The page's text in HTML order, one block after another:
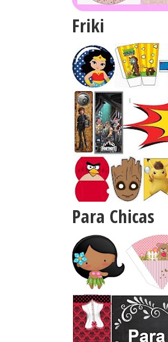
Friki
Para Chicas